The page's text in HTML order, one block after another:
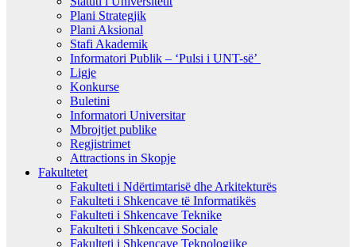
Plani Strategjik
Plani Aksional
Stafi Akademik
Informatori Publik – ‘Pulsi i UNT-së’
Ligje
Konkurse
Buletini
Informatori Universitar
Mbrojtjet publike
Regjistrimet
Attractions in Skopje
Fakultetet
Fakulteti i Ndërtimtarisë dhe Arkitekturës
Fakulteti i Shkencave të Informatikës
Fakulteti i Shkencave Teknike
Fakulteti i Shkencave Sociale
Fakulteti i Shkencave Teknologjike